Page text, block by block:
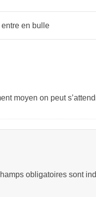
en bulle
moyen on peut
obligatoires sont